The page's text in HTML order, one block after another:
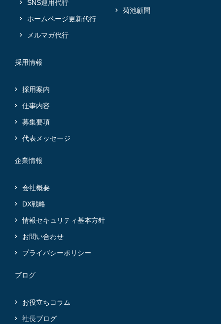
SNS運用代行
ホームページ更新代行
メルマガ代行
菊池顧問
採用情報
採用案内
仕事内容
募集要項
代表メッセージ
企業情報
会社概要
DX戦略
情報セキュリティ基本方針
お問い合わせ
プライバシーポリシー
ブログ
お役立ちコラム
社長ブログ